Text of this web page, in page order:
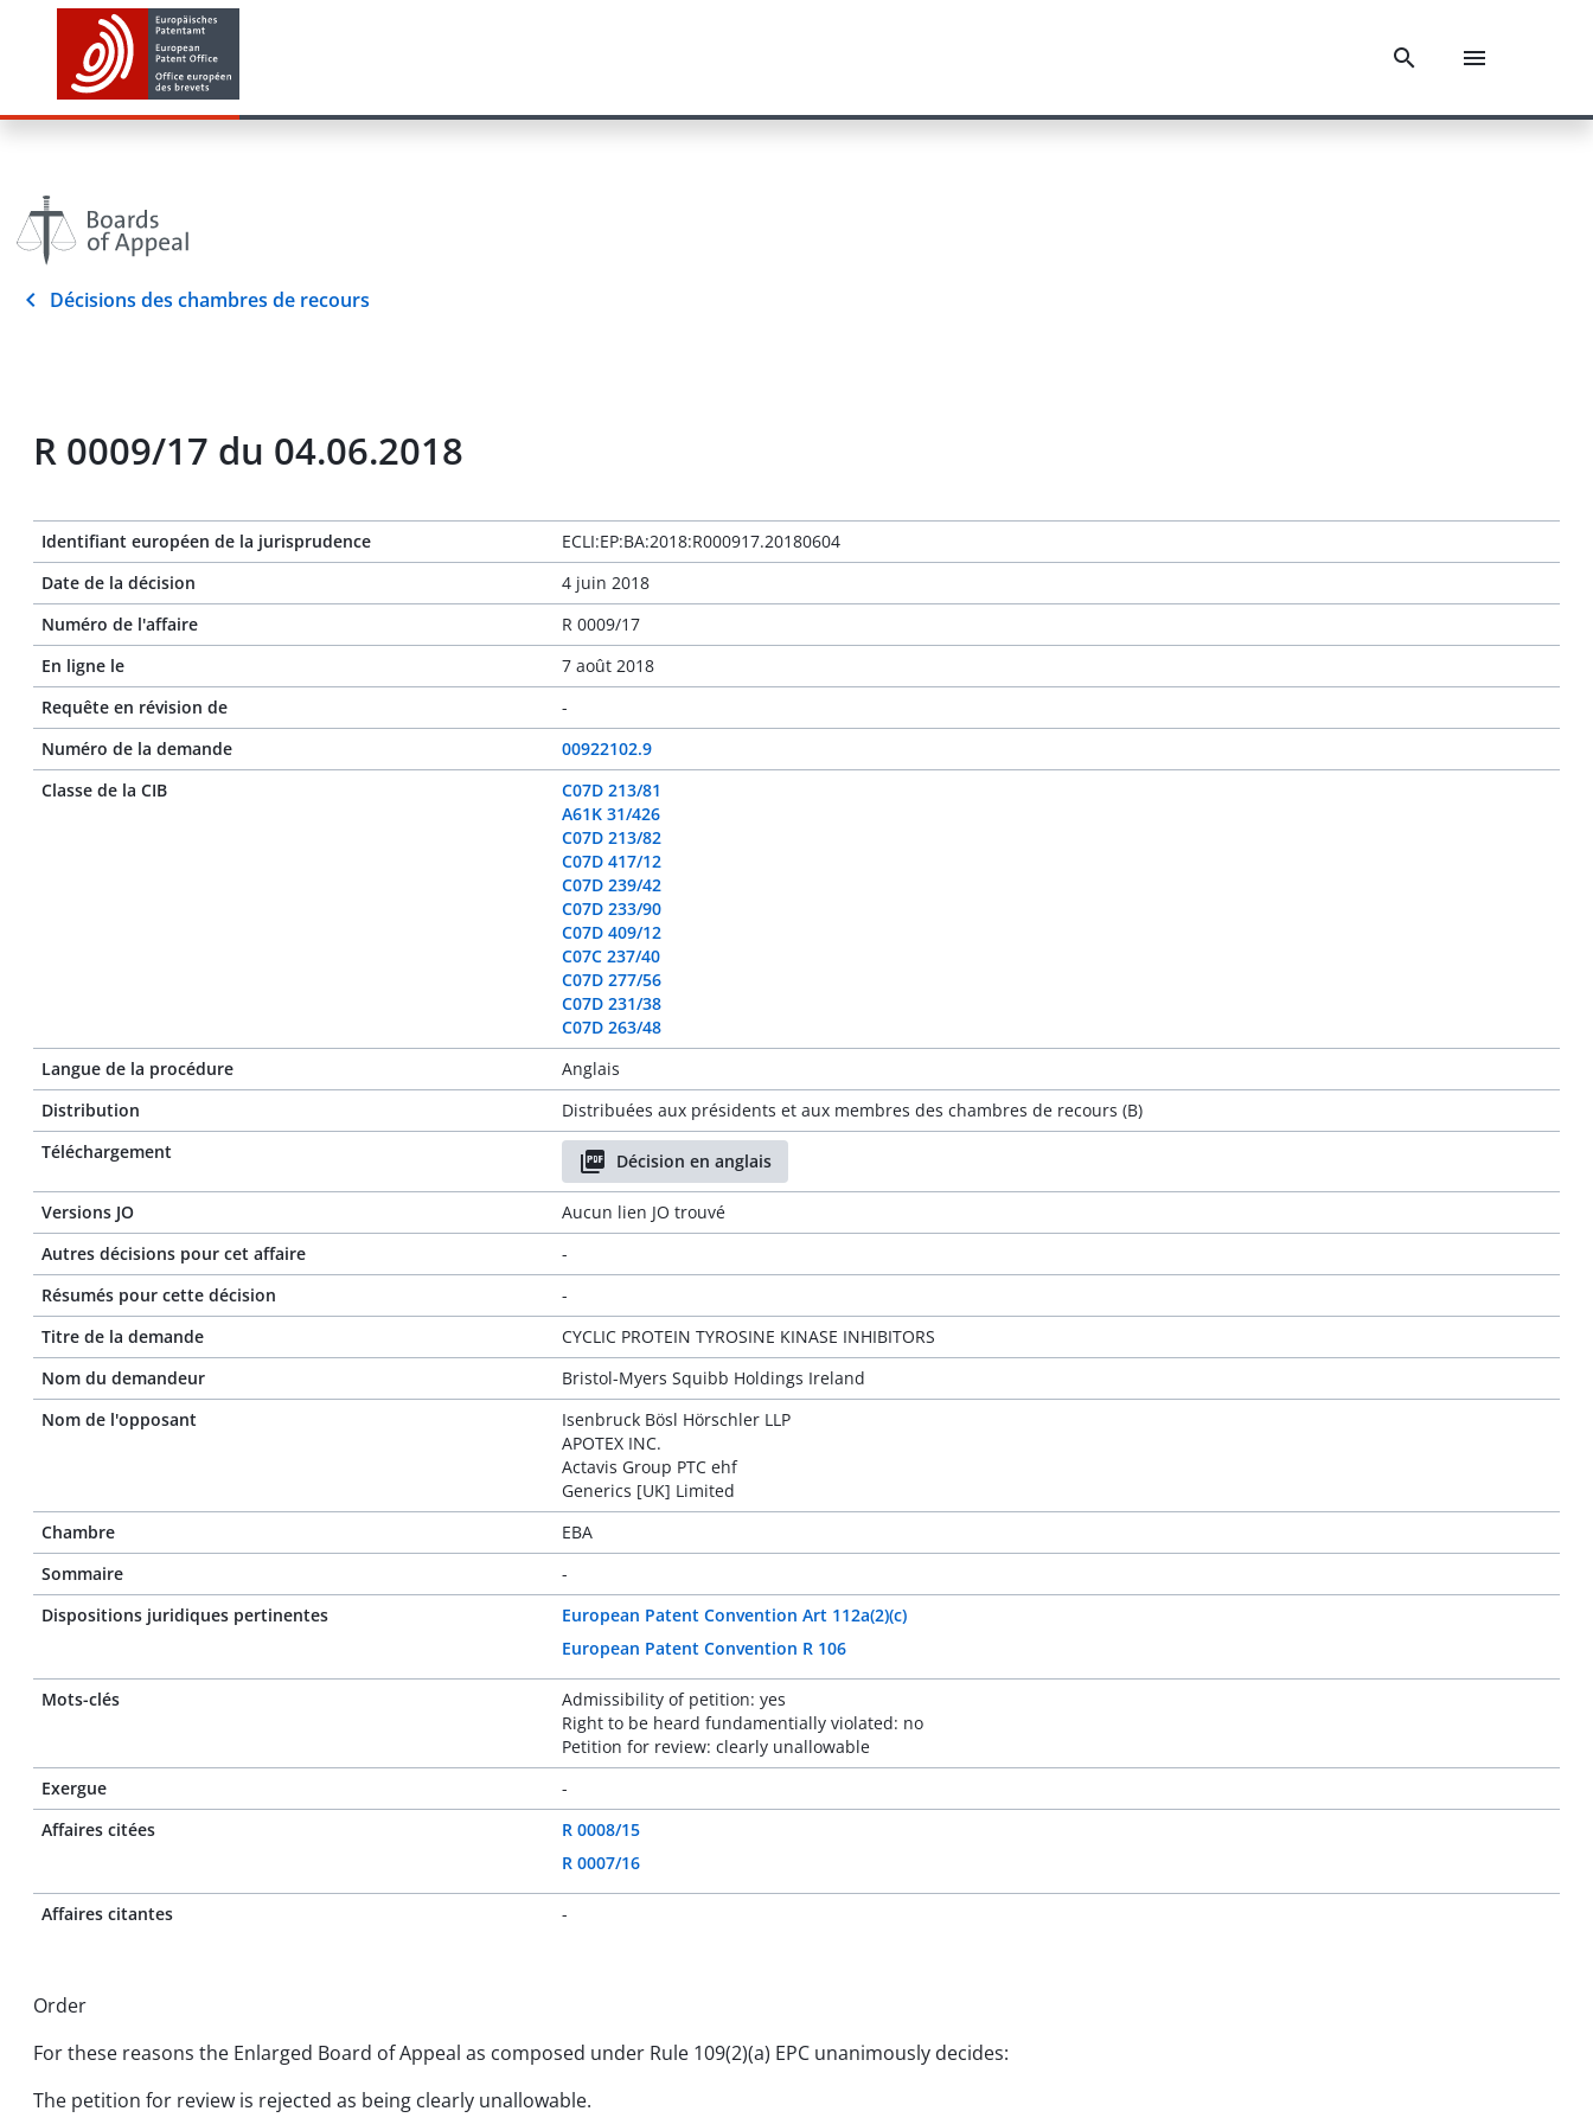
Décisions des chambres de recours
R 0009/17 du 04.06.2018
Identifiant européen de la jurisprudence
ECLI:EP:BA:2018:R000917.20180604
Date de la décision
4 juin 2018
Numéro de l'affaire
R 0009/17
En ligne le
7 août 2018
Requête en révision de
-
Numéro de la demande
00922102.9
Classe de la CIB
C07D 213/81
A61K 31/426
C07D 213/82
C07D 417/12
C07D 239/42
C07D 233/90
C07D 409/12
C07C 237/40
C07D 277/56
C07D 231/38
C07D 263/48
Langue de la procédure
Anglais
Distribution
Distribuées aux présidents et aux membres des chambres de recours (B)
Téléchargement
Décision en anglais
Versions JO
Aucun lien JO trouvé
Autres décisions pour cet affaire
-
Résumés pour cette décision
-
Titre de la demande
CYCLIC PROTEIN TYROSINE KINASE INHIBITORS
Nom du demandeur
Bristol-Myers Squibb Holdings Ireland
Nom de l'opposant
Isenbruck Bösl Hörschler LLP
APOTEX INC.
Actavis Group PTC ehf
Generics [UK] Limited
Chambre
EBA
Sommaire
-
Dispositions juridiques pertinentes
European Patent Convention Art 112a(2)(c)
European Patent Convention R 106
Mots-clés
Admissibility of petition: yes
Right to be heard fundamentially violated: no
Petition for review: clearly unallowable
Exergue
-
Affaires citées
R 0008/15
R 0007/16
Affaires citantes -
Order
For these reasons the Enlarged Board of Appeal as composed under Rule 109(2)(a) EPC unanimously decides:
The petition for review is rejected as being clearly unallowable.